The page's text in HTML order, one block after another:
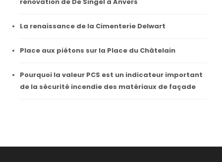
rénovation de De Singel à Anvers
La renaissance de la Cimenterie Delwart
Place aux piétons sur la Place du Châtelain
Pourquoi la valeur PCS est un indicateur important
de la sécurité incendie des matériaux de façade